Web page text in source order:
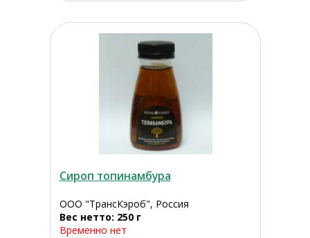
Сироп топинамбура
ООО "ТрансКэроб", Россия
Вес нетто: 250 г
Временно нет